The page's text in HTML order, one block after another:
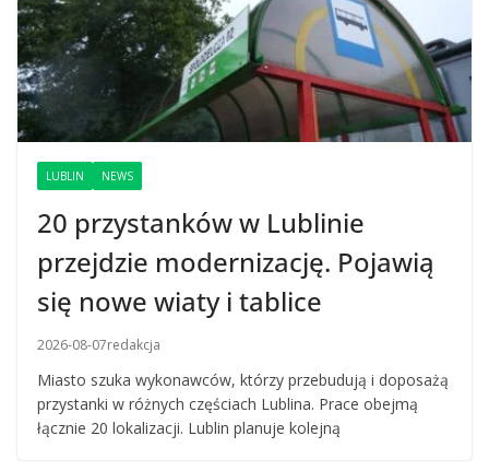
LUBLIN NEWS
20 przystanków w Lublinie
przejdzie modernizację. Pojawią
się nowe wiaty i tablice
2026-08-07redakcja
Miasto szuka wykonawców, którzy przebudują i doposażą
przystanki w różnych częściach Lublina. Prace obejmą
łącznie 20 lokalizacji. Lublin planuje kolejną